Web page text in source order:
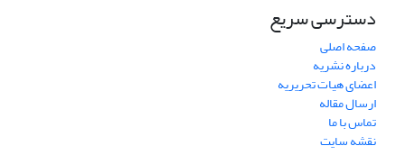
دسترسی سریع
صفحه اصلی
درباره نشریه
اعضای هیات تحریریه
ارسال مقاله
تماس با ما
نقشه سایت